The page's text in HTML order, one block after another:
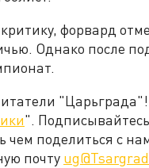
форвард
Однако после
"Царьграда"!
".
чем поделиться с
почту